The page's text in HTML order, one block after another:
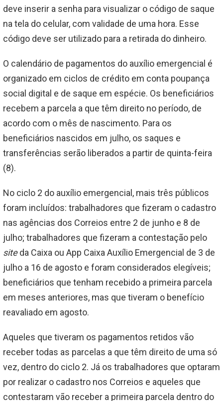
deve inserir a senha para visualizar o código de saque
na tela do celular, com validade de uma hora. Esse
código deve ser utilizado para a retirada do dinheiro.
O calendário de pagamentos do auxílio emergencial é
organizado em ciclos de crédito em conta poupança
social digital e de saque em espécie. Os beneficiários
recebem a parcela a que têm direito no período, de
acordo com o mês de nascimento. Para os
beneficiários nascidos em julho, os saques e
transferências serão liberados a partir de quinta-feira
(8).
No ciclo 2 do auxílio emergencial, mais três públicos
foram incluídos: trabalhadores que fizeram o cadastro
nas agências dos Correios entre 2 de junho e 8 de
julho; trabalhadores que fizeram a contestação pelo
siteda Caixa ou App Caixa Auxílio Emergencial de 3 de
julho a 16 de agosto e foram considerados elegíveis;
beneficiários que tenham recebido a primeira parcela
em meses anteriores, mas que tiveram o benefício
reavaliado em agosto.
Aqueles que tiveram os pagamentos retidos vão
receber todas as parcelas a que têm direito de uma só
vez, dentro do ciclo 2. Já os trabalhadores que optaram
por realizar o cadastro nos Correios e aqueles que
contestaram vão receber a primeira parcela dentro do